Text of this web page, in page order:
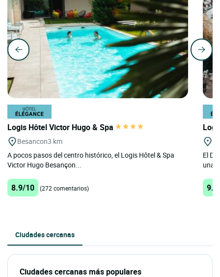
Logis Hôtel Victor Hugo & Spa
Besancon3 km
A pocos pasos del centro histórico, el Logis Hôtel & Spa
Victor Hugo Besançon...
8.9/10 (272 comentarios)
El
una
Ciudades cercanas
Ciudades cercanas más populares